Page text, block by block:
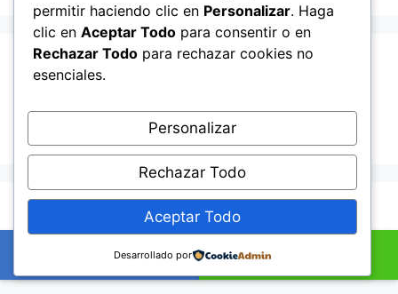
Recent Comments
A WordPress CommenterenHello world!
© 2026 Lampista me • Creado con
+34601895352 Ahora por WhatsApp
permitir haciendo clic en Personalizar. Haga
clic en Aceptar Todo para consentir o en
Rechazar Todo para rechazar cookies no
esenciales.
Personalizar
Rechazar Todo
Aceptar Todo
Desarrollado por